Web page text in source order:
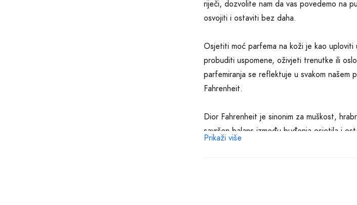
riječi, dozvolite nam da vas povedemo na
osvojiti i ostaviti bez daha.
Osjetiti moć parfema na koži je kao
probuditi uspomene, oživjeti trenutke ili
parfemiranja se reflektuje u svakom našem
Fahrenheit.
Dior Fahrenheit je sinonim za muškost,
savršen balans između buđenja osjetila i
pažnju svakog prisutnog. Dior Fahrenheit
Prikaži više